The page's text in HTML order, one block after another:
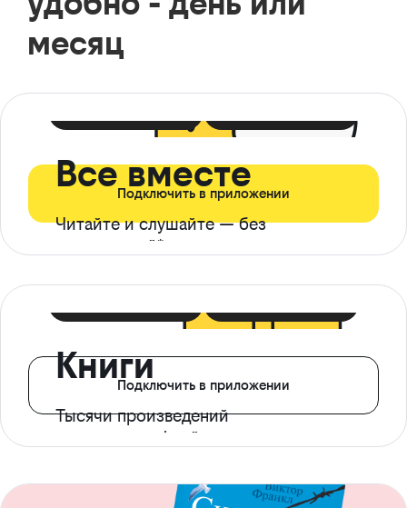
месяц
Все вместе
Читайте и слушайте — без
ограничений*
Подключить в приложении
Книги
Тысячи произведений
с доступом офлайн
Подключить в приложении